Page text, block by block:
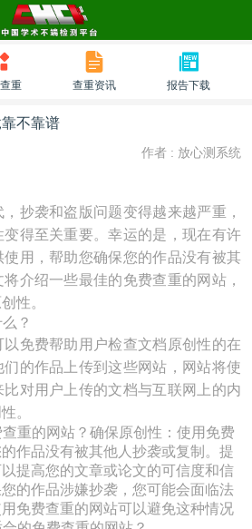
重 查重资讯 报告下载
不靠谱
作者 : 放心测系统
抄袭和盗版问题变得越来越严重，
得至关重要。幸运的是，现在有许
用，帮助您确保您的作品没有被其
介绍一些最佳的免费查重的网站，
性。
？
免费帮助用户检查文档原创性的在
的作品上传到这些网站，网站将使
对用户上传的文档与互联网上的内
。
重的网站？确保原创性：使用免费
作品没有被其他人抄袭或复制。提
提高您的文章或论文的可信度和信
的作品涉嫌抄袭，您可能会面临法
免费查重的网站可以避免这种情况